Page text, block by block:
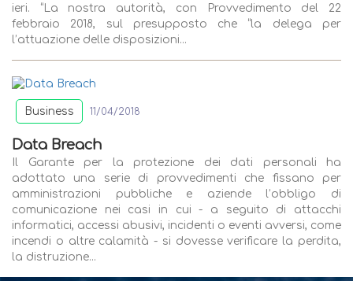
ieri. “La nostra autorità, con Provvedimento del 22
febbraio 2018, sul presupposto che “la delega per
l’attuazione delle disposizioni...
Business 11/04/2018
Data Breach
Il Garante per la protezione dei dati personali ha
adottato una serie di provvedimenti che fissano per
amministrazioni pubbliche e aziende l’obbligo di
comunicazione nei casi in cui - a seguito di attacchi
informatici, accessi abusivi, incidenti o eventi avversi, come
incendi o altre calamità - si dovesse verificare la perdita,
la distruzione...